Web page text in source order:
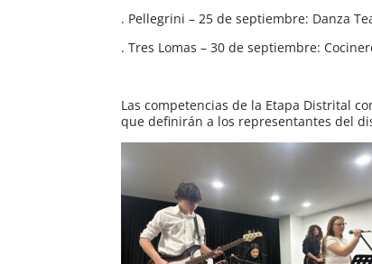
. Pellegrini – 25 de septiembre: Danza
. Tres Lomas – 30 de septiembre:
Las competencias de la Etapa Distrital
que definirán a los representantes del